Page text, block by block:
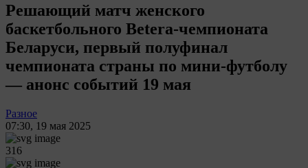
Решающий матч женского
баскетбольного Betera-чемпионата
Беларуси, первый полуфинал
чемпионата страны по мини-футболу
— анонс событий 19 мая
Разное
07:30, 19 мая 2025
316